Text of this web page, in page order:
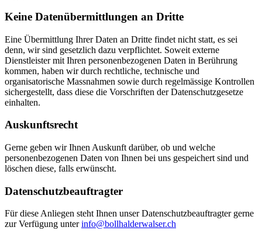
Keine Datenübermittlungen an Dritte
Eine Übermittlung Ihrer Daten an Dritte findet nicht statt, es sei
denn, wir sind gesetzlich dazu verpflichtet. Soweit externe
Dienstleister mit Ihren personenbezogenen Daten in Berührung
kommen, haben wir durch rechtliche, technische und
organisatorische Massnahmen sowie durch regelmässige Kontrollen
sichergestellt, dass diese die Vorschriften der Datenschutzgesetze
einhalten.
Auskunftsrecht
Gerne geben wir Ihnen Auskunft darüber, ob und welche
personenbezogenen Daten von Ihnen bei uns gespeichert sind und
löschen diese, falls erwünscht.
Datenschutzbeauftragter
Für diese Anliegen steht Ihnen unser Datenschutzbeauftragter gerne
zur Verfügung unterinfo@bollhalderwalser.ch